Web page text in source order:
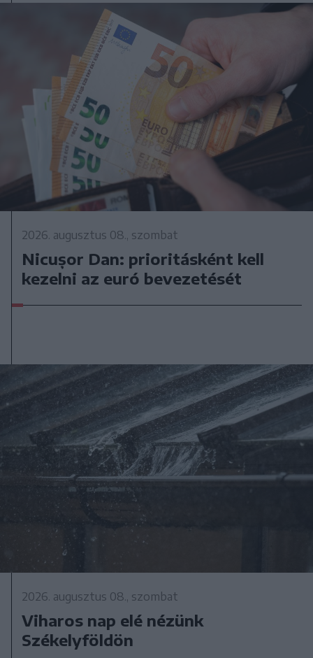
2026. augusztus 08., szombat
Nicușor Dan: prioritásként kell
kezelni az euró bevezetését
2026. augusztus 08., szombat
Viharos nap elé nézünk
Székelyföldön